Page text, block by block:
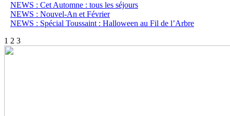
NEWS : Cet Automne : tous les séjours
NEWS : Nouvel-An et Février
NEWS : Spécial Toussaint : Halloween au Fil de l’Arbre
1 2 3